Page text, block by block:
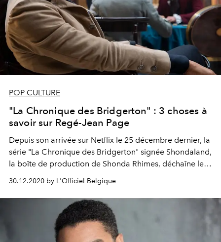
POP CULTURE
"La Chronique des Bridgerton" : 3 choses à
savoir sur Regé-Jean Page
Depuis son arrivée sur Netflix le 25 décembre dernier, la
série "La Chronique des Bridgerton" signée Shondaland,
la boîte de production de Shonda Rhimes, déchaîne les
passions. L’une des raisons ? La présence au casting de
l’acteur Regé-Jean Page, qui incarne Simon Basset, le
mystérieux Duc de Hastings. Voici 3 choses à savoir sur
30.12.2020 by L'Officiel Belgique